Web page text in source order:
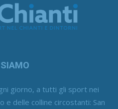
giorno, a tutti gli sport nei
e delle colline circostanti: San